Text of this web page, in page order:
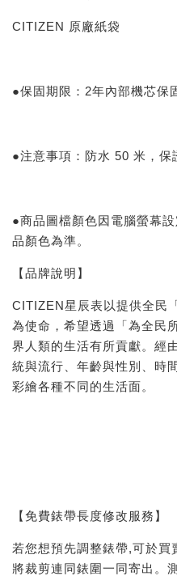
CITIZEN 原廠紙袋
●保固期限：2年內部機芯保
●注意事項：防水 50 米，保
●商品圖檔顏色因電腦螢幕
品顏色為準。
【品牌說明】
CITIZEN星辰表以提供全民
為使命，希望透過「為全民
界人類的生活有所貢獻。經
統與流行、年齡與性別、時
彩繪各種不同的生活面。
【免費錶帶長度修改服務】
若您想預先調整錶帶,可於買
將裁剪連同錶圍一同寄出。